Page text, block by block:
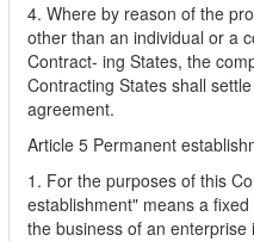
4. Where by reason of the
other than an individual or a
Contract- ing States, the
Contracting States shall
agreement.
Article 5 Permanent
1. For the purposes of this
establishment" means a
the business of an